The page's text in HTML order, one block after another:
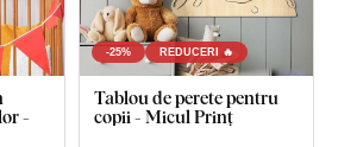
-
-25% REDUCERI 🔥
Tablou de perete pentru
copii - Micul Prinț